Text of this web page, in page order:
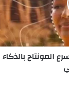
المونتاج بالذكاء